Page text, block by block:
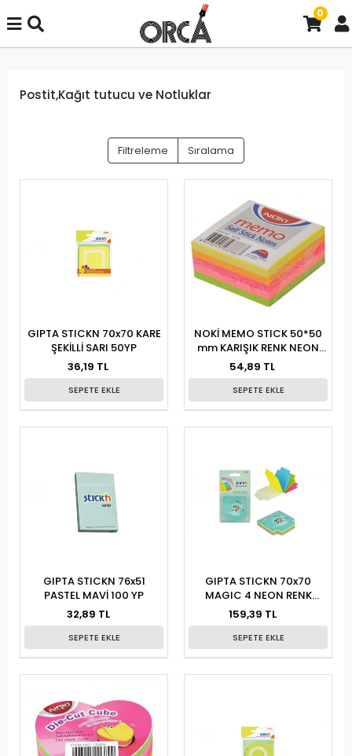
0
Postit,Kağıt tutucu ve Notluklar
Filtreleme Sıralama
GIPTA STICKN 70x70 KARE
ŞEKİLLİ SARI 50YP
36,19 TL
SEPETE EKLE
NOKİ MEMO STICK 50*50
mm KARIŞIK RENK NEON
KÜP BLOK
54,89 TL
SEPETE EKLE
GIPTA STICKN 76x51
PASTEL MAVİ 100 YP
32,89 TL
SEPETE EKLE
GIPTA STICKN 70x70
MAGIC 4 NEON RENK
100YP
159,39 TL
SEPETE EKLE